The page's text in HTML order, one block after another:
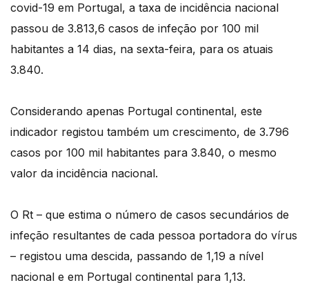
covid-19 em Portugal, a taxa de incidência nacional
passou de 3.813,6 casos de infeção por 100 mil
habitantes a 14 dias, na sexta-feira, para os atuais
3.840.
Considerando apenas Portugal continental, este
indicador registou também um crescimento, de 3.796
casos por 100 mil habitantes para 3.840, o mesmo
valor da incidência nacional.
O Rt – que estima o número de casos secundários de
infeção resultantes de cada pessoa portadora do vírus
– registou uma descida, passando de 1,19 a nível
nacional e em Portugal continental para 1,13.